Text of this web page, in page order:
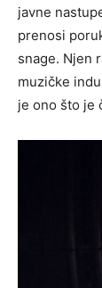
javne
prenosi
snage. Njen
muzičke
je ono što je